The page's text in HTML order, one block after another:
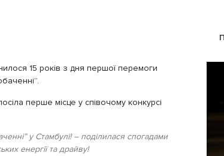
15 років з дня першої перемоги
перше місце у співочому конкурсі
у Стамбулі! – поділилася спогадами
енергії та драйву!